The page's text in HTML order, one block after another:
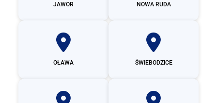
JAWOR NOWA RUDA
OŁAWA ŚWIEBODZICE